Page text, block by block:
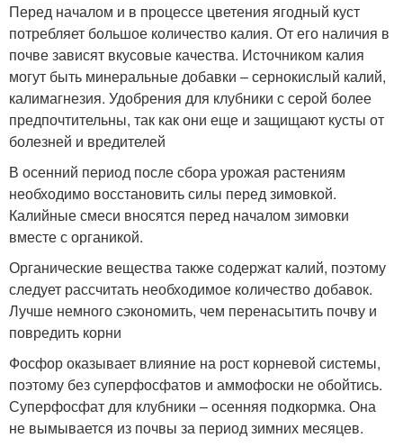
Перед началом и в процессе цветения ягодный куст
потребляет большое количество калия. От его наличия в
почве зависят вкусовые качества. Источником калия
могут быть минеральные добавки – сернокислый калий,
калимагнезия. Удобрения для клубники с серой более
предпочтительны, так как они еще и защищают кусты от
болезней и вредителей
В осенний период после сбора урожая растениям
необходимо восстановить силы перед зимовкой.
Калийные смеси вносятся перед началом зимовки
вместе с органикой.
Органические вещества также содержат калий, поэтому
следует рассчитать необходимое количество добавок.
Лучше немного сэкономить, чем перенасытить почву и
повредить корни
Фосфор оказывает влияние на рост корневой системы,
поэтому без суперфосфатов и аммофоски не обойтись.
Суперфосфат для клубники – осенняя подкормка. Она
не вымывается из почвы за период зимних месяцев.